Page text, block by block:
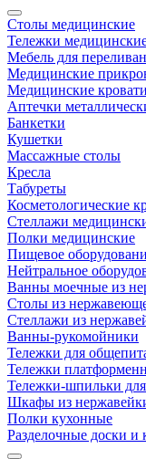
Столы медицинские
Тележки
Мебель для
Медицинские
Медицинские кровати
Аптечки
Банкетки
Кушетки
Массажные столы
Кресла
Табуреты
Косметологические
Стеллажи
Полки медицинские
Пищевое
Нейтральное
Ванны моечные из
Столы из
Стеллажи из
Ванны-рукомойники
Тележки для
Тележки
Тележки-шпильки для
Шкафы из
Полки кухонные
Разделочные доски и